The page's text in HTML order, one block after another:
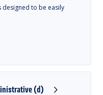
to be easily
(d)